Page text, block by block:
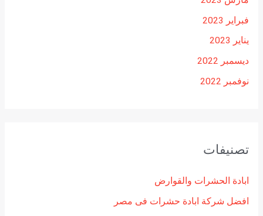
فبراير 2023
يناير 2023
ديسمبر 2022
نوفمبر 2022
تصنيفات
ابادة الحشرات والقوارض
افضل شركة ابادة حشرات فى مصر